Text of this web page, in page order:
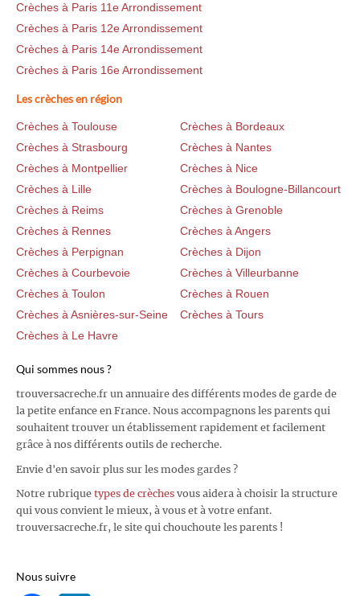
Crèches à Paris 11e Arrondissement
Crèches à Paris 12e Arrondissement
Crèches à Paris 14e Arrondissement
Crèches à Paris 16e Arrondissement
Les crèches en région
Crèches à Toulouse
Crèches à Bordeaux
Crèches à Strasbourg
Crèches à Nantes
Crèches à Montpellier
Crèches à Nice
Crèches à Lille
Crèches à Boulogne-Billancourt
Crèches à Reims
Crèches à Grenoble
Crèches à Rennes
Crèches à Angers
Crèches à Perpignan
Crèches à Dijon
Crèches à Courbevoie
Crèches à Villeurbanne
Crèches à Toulon
Crèches à Rouen
Crèches à Asnières-sur-Seine
Crèches à Tours
Crèches à Le Havre
Qui sommes nous ?
trouversacreche.fr un annuaire des différents modes de garde de
la petite enfance en France. Nous accompagnons les parents qui
souhaitent trouver un établissement rapidement et facilement
grâce à nos différents outils de recherche.
Envie d'en savoir plus sur les modes gardes ?
Notre rubrique types de crèches vous aidera à choisir la structure
qui vous convient le mieux, à vous et à votre enfant.
trouversacreche.fr, le site qui chouchoute les parents !
Nous suivre